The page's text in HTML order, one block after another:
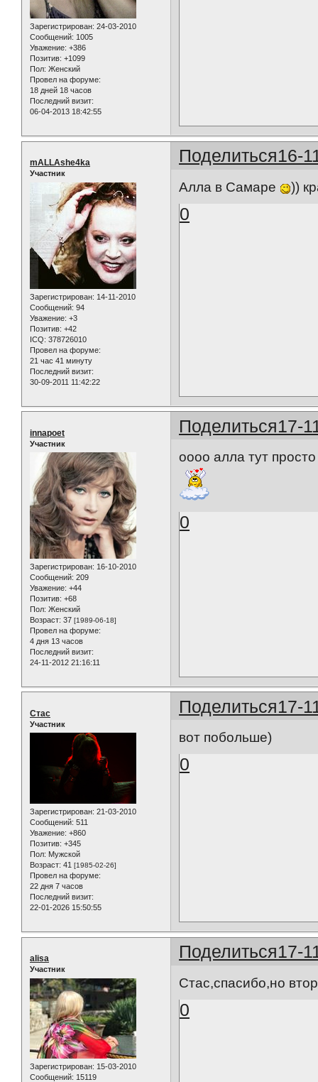
Зарегистрирован: 24-03-2010
Сообщений: 1005
Уважение: +386
Позитив: +1099
Пол: Женский
Провел на форуме:
18 дней 18 часов
Последний визит:
06-04-2013 18:42:55
Поделиться16-
mALLAshe4ka
Участник
Зарегистрирован: 14-11-2010
Сообщений: 94
Уважение: +3
Позитив: +42
ICQ: 378726010
Провел на форуме:
21 час 41 минуту
Последний визит:
30-09-2011 11:42:22
Алла в Самаре ))
0
Поделиться17-
innapoet
Участник
Зарегистрирован: 16-10-2010
Сообщений: 209
Уважение: +44
Позитив: +68
Пол: Женский
Возраст: 37 [1989-06-18]
Провел на форуме:
4 дня 13 часов
Последний визит:
24-11-2012 21:16:11
оооо алла тут
0
Поделиться17-
Стас
Участник
Зарегистрирован: 21-03-2010
Сообщений: 511
Уважение: +860
Позитив: +345
Пол: Мужской
Возраст: 41 [1985-02-26]
Провел на форуме:
22 дня 7 часов
Последний визит:
22-01-2026 15:50:55
вот побольше)
0
Поделиться17-
alisa
Участник
Зарегистрирован: 15-03-2010
Сообщений: 15119
Стас,спасибо,но
0